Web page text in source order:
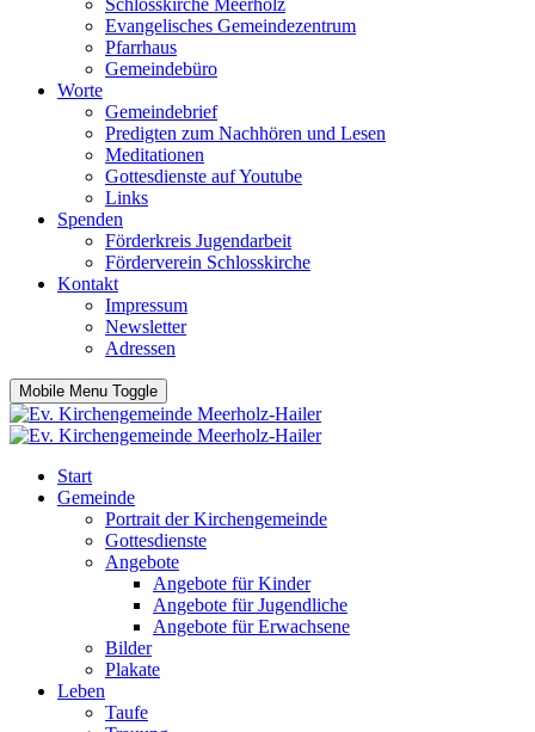
Schlosskirche Meerholz
Evangelisches Gemeindezentrum
Pfarrhaus
Gemeindebüro
Worte
Gemeindebrief
Predigten zum Nachhören und Lesen
Meditationen
Gottesdienste auf Youtube
Links
Spenden
Förderkreis Jugendarbeit
Förderverein Schlosskirche
Kontakt
Impressum
Newsletter
Adressen
Mobile Menu Toggle
Start
Gemeinde
Portrait der Kirchengemeinde
Gottesdienste
Angebote
Angebote für Kinder
Angebote für Jugendliche
Angebote für Erwachsene
Bilder
Plakate
Leben
Taufe